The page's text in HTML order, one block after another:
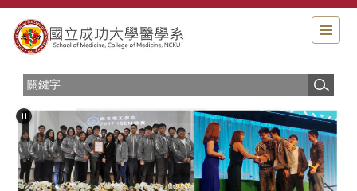
跳
到
主
區